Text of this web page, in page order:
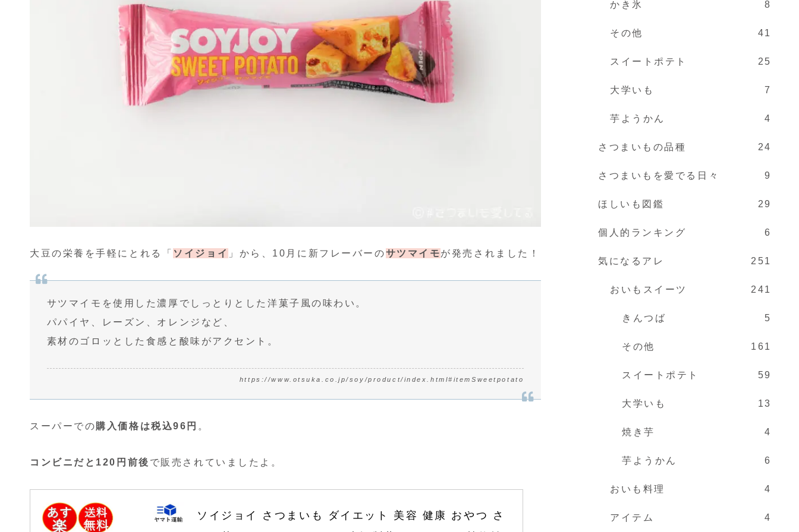
大豆の栄養を手軽にとれる「 ソイジョイ 」から、10月に新フレーバーのサツマイモが発売されました！
サツマイモを使用した濃厚でしっとりとした洋菓子風の味わい。
パパイヤ、レーズン、オレンジなど、
素材のゴロッとした食感と酸味がアクセント。
https://www.otsuka.co.jp/soy/product/index.html#itemSweetpotato
スーパーでの購入価格は税込96円 。
コンビニだと120円前後 で販売されていましたよ。
ソイジョイ さつまいも ダイエット 美容 健康 おやつ さ
かき氷 8
その他 41
スイートポテト 25
大学いも 7
芋ようかん 4
さつまいもの品種 24
さつまいもを愛でる日々 9
ほしいも図鑑 29
個人的ランキング 6
気になるアレ 251
おいもスイーツ 241
きんつば 5
その他 161
スイートポテト 59
大学いも 13
焼き芋 4
芋ようかん 6
おいも料理 4
アイテム 4